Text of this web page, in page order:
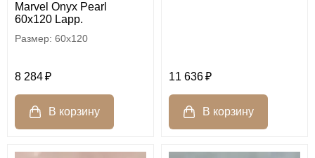
Marvel Onyx Pearl
60x120 Lapp.
60x120
8 284 11 636